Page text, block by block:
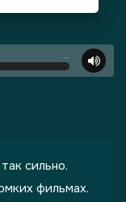
…
сильно.
фильмах.